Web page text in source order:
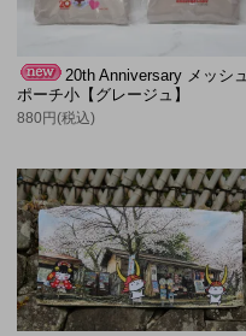
20th Anniversary メッシュ
ポーチ小【グレージュ】
880円(税込)